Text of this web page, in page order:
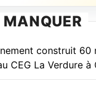
construit 60
CEG La Verdure à